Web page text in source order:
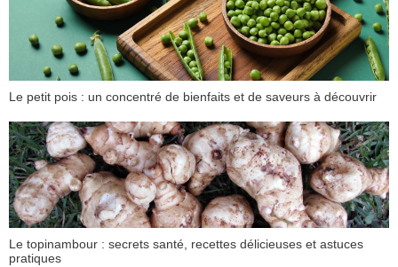
Le petit pois : un concentré de bienfaits et de saveurs à découvrir
Le topinambour : secrets santé, recettes délicieuses et astuces
pratiques